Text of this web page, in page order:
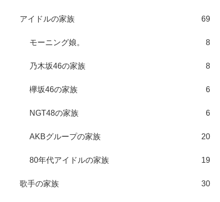
アイドルの家族 69
モーニング娘。 8
乃木坂46の家族 8
欅坂46の家族 6
NGT48の家族 6
AKBグループの家族 20
80年代アイドルの家族 19
歌手の家族 30